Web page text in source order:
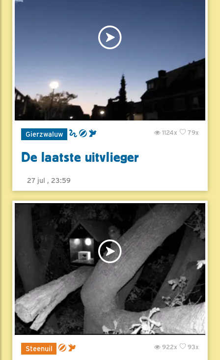
Gierzwaluw 79x
1124x
De laatste uitvlieger
27 jul , 23:59
Steenuil 93x
922x